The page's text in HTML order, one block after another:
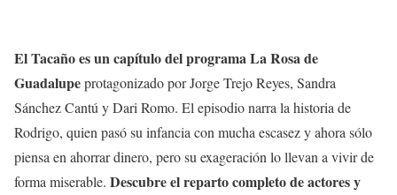
El Tacaño es un capítulo del programa La Rosa de
Guadalupeprotagonizado por Jorge Trejo Reyes, Sandra
Sánchez Cantú y Dari Romo. El episodio narra la historia de
Rodrigo, quien pasó su infancia con mucha escasez y ahora sólo
piensa en ahorrar dinero, pero su exageración lo llevan a vivir de
forma miserable. Descubre el reparto completo de actores y